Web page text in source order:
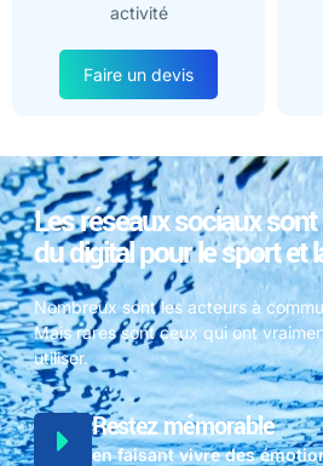
activité
Faire un devis
Les réseaux sociaux
du digital pour le sport et
Nombreux sont les acteurs à
Mais rares sont ceux qui ont
utiliser.
Restez mémorable
en faisant vivre des